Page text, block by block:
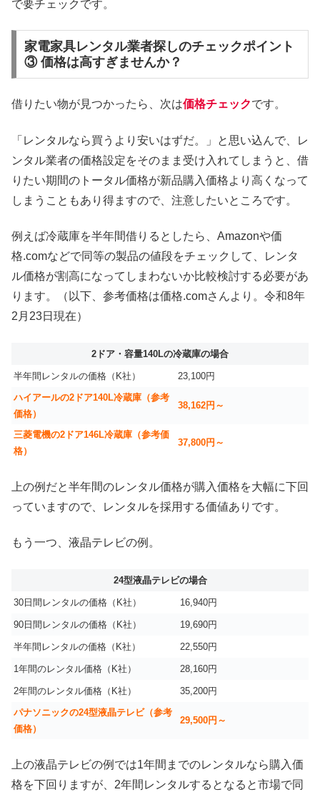
で要チェックです。
家電家具レンタル業者探しのチェックポイント
③ 価格は高すぎませんか？
借りたい物が見つかったら、次は価格チェックです。
「レンタルなら買うより安いはずだ。」と思い込んで、レ
ンタル業者の価格設定をそのまま受け入れてしまうと、借
りたい期間のトータル価格が新品購入価格より高くなって
しまうこともあり得ますので、注意したいところです。
例えば冷蔵庫を半年間借りるとしたら、Amazonや価
格.comなどで同等の製品の値段をチェックして、レンタ
ル価格が割高になってしまわないか比較検討する必要があ
ります。（以下、参考価格は価格.comさんより。令和8年
2月23日現在）
2ドア・容量140Lの冷蔵庫の場合
半年間レンタルの価格（K社）
23,100円
ハイアールの2ドア140L冷蔵庫（参考
価格）
38,162円～
三菱電機の2ドア146L冷蔵庫（参考価
格）
37,800円～
上の例だと半年間のレンタル価格が購入価格を大幅に下回
っていますので、レンタルを採用する価値ありです。
もう一つ、液晶テレビの例。
24型液晶テレビの場合
30日間レンタルの価格（K社） 16,940円
90日間レンタルの価格（K社） 19,690円
半年間レンタルの価格（K社） 22,550円
1年間のレンタル価格（K社） 28,160円
2年間のレンタル価格（K社）
35,200円
パナソニックの24型液晶テレビ（参考
価格）
29,500円～
上の液晶テレビの例では1年間までのレンタルなら購入価
格を下回りますが、2年間レンタルするとなると市場で同